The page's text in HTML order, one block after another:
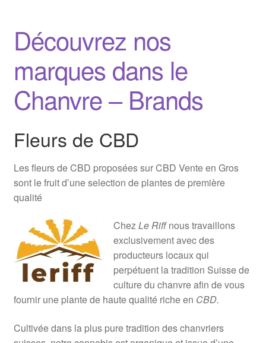
Découvrez nos
marques dans le
Chanvre – Brands
Fleurs de CBD
Les fleurs de CBD proposées sur CBD Vente en Gros
sont le fruit d’une selection de plantes de première
qualité
ChezLe Riffnous travaillons
exclusivement avec des
producteurs locaux qui
perpétuent la tradition Suisse de
culture du chanvre afin de vous
fournir une plante de haute qualité riche en CBD.
Cultivée dans la plus pure tradition des chanvriers